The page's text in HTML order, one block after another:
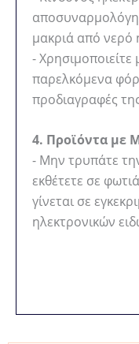
μακριά από νερό
-
παρελκόμενα
προδιαγραφές
4. Προϊόντα με
- Μην τρυπάτε
εκθέτετε σε
γίνεται σε
ηλεκτρονικών